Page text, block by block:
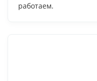
работаем.